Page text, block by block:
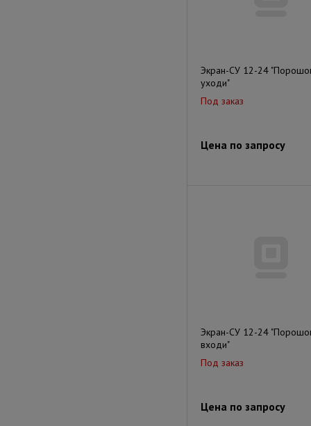
Экран-СУ 12-24
уходи"
Под заказ
Цена по запросу
Экран-СУ 12-24
входи"
Под заказ
Цена по запросу